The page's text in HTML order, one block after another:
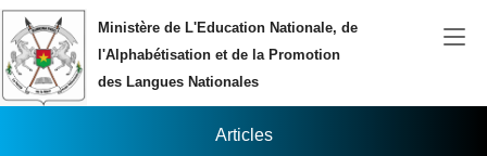
Aller au contenu principalMinistère de L'Education Nationale, de
l'Alphabétisation et de la Promotion
des Langues Nationales
Articles